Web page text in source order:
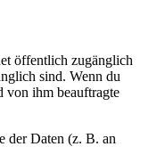
öffentlich zugänglich
sind. Wenn du
von ihm beauftragte
der Daten (z. B. an